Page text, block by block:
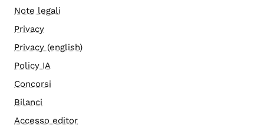
Note legali
Privacy
Privacy (english)
Policy IA
Concorsi
Bilanci
Accesso editor